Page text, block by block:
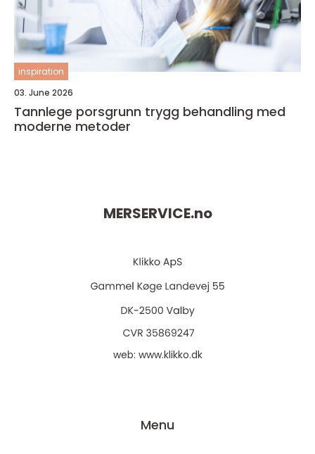
inspiration
03. June 2026
Tannlege porsgrunn trygg behandling med
moderne metoder
MERSERVICE.no
web: www.klikko.dk
Menu